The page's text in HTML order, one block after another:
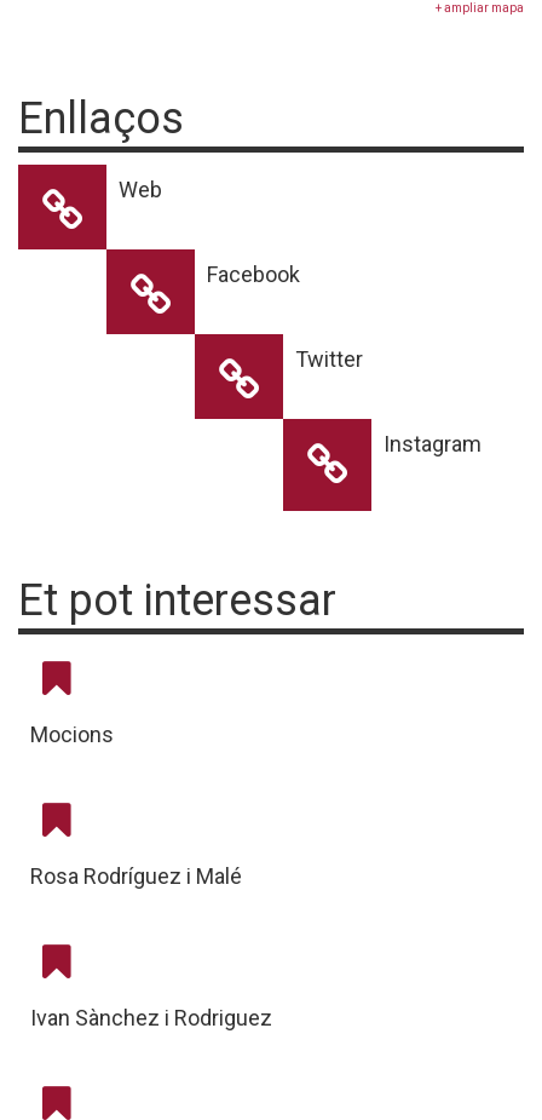
+ ampliar mapa
Enllaços
Web
Facebook
Twitter
Instagram
Et pot interessar
Mocions
Rosa Rodríguez i Malé
Ivan Sànchez i Rodriguez